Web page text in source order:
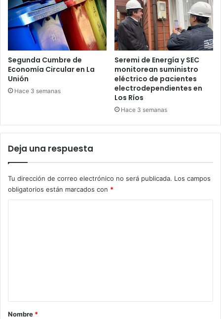
Segunda Cumbre de
Economía Circular en La
Unión
Hace 3 semanas
Seremi de Energía y SEC
monitorean suministro
eléctrico de pacientes
electrodependientes en
Los Ríos
Hace 3 semanas
Deja una respuesta
Tu dirección de correo electrónico no será publicada. Los campos
obligatorios están marcados con *
rNombre *